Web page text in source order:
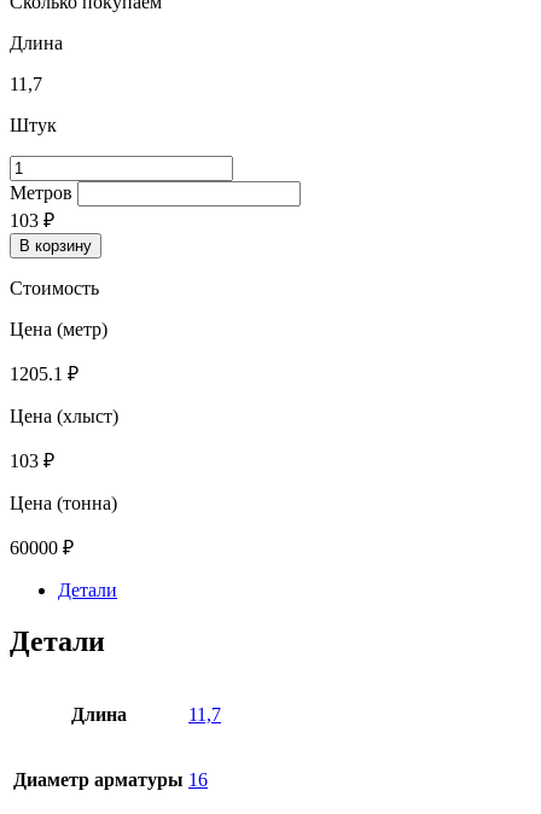
Длина
11,7
Штук
Количество
товара
Арматура
16
А500С
Метров
103 ₽
В корзину
Стоимость
Цена (метр)
1205.1 ₽
Цена (хлыст)
103 ₽
Цена (тонна)
60000 ₽
Детали
Детали
Длина 11,7
Диаметр арматуры 16